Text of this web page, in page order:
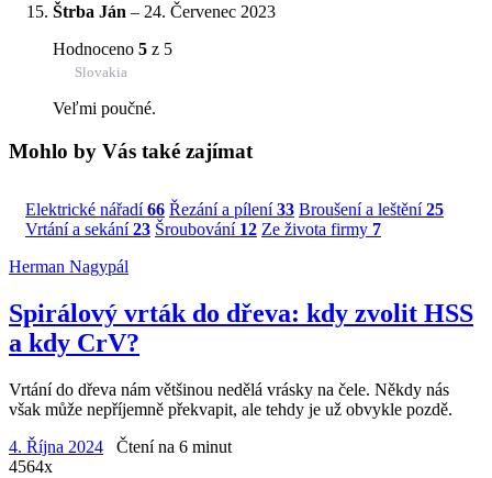
Štrba Ján – 24. Červenec 2023
Hodnoceno 5 z 5
Slovakia
Veľmi poučné.
Mohlo by Vás také zajímat
Elektrické nářadí66 Řezání a pílení33 Broušení a leštění25
Vrtání a sekání23 Šroubování 12 Ze života firmy 7
Herman Nagypál
Spirálový vrták do dřeva: kdy zvolit HSS
a kdy CrV?
Vrtání do dřeva nám většinou nedělá vrásky na čele. Někdy nás
však může nepříjemně překvapit, ale tehdy je už obvykle pozdě.
4. Října 2024
Čtení na 6 minut
4564x